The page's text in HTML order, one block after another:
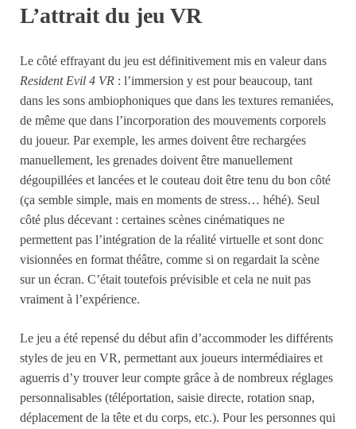
L’attrait du jeu VR
Le côté effrayant du jeu est définitivement mis en valeur dans
Resident Evil 4 VR : l’immersion y est pour beaucoup, tant
dans les sons ambiophoniques que dans les textures remaniées,
de même que dans l’incorporation des mouvements corporels
du joueur. Par exemple, les armes doivent être rechargées
manuellement, les grenades doivent être manuellement
dégoupillées et lancées et le couteau doit être tenu du bon côté
(ça semble simple, mais en moments de stress… héhé). Seul
côté plus décevant : certaines scènes cinématiques ne
permettent pas l’intégration de la réalité virtuelle et sont donc
visionnées en format théâtre, comme si on regardait la scène
sur un écran. C’était toutefois prévisible et cela ne nuit pas
vraiment à l’expérience.
Le jeu a été repensé du début afin d’accommoder les différents
styles de jeu en VR, permettant aux joueurs intermédiaires et
aguerris d’y trouver leur compte grâce à de nombreux réglages
personnalisables (téléportation, saisie directe, rotation snap,
déplacement de la tête et du corps, etc.). Pour les personnes qui